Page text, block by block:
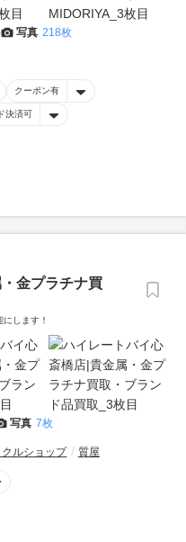
写真 218枚
クーポン有
決済可
金プラチナ買
します！
写真 7枚
クルショップ 質屋